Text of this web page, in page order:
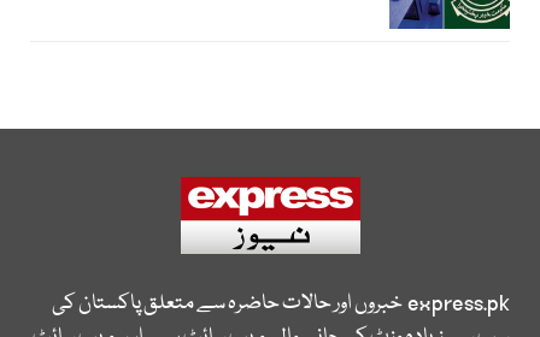
express.pkخبروں اور حالات حاضرہ سے متعلق پاکستان کی